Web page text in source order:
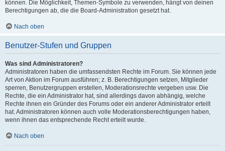
können. Die Möglichkeit, Themen-Symbole zu verwenden, hängt von deinen
Berechtigungen ab, die die Board-Administration gesetzt hat.
Nach oben
Benutzer-Stufen und Gruppen
Was sind Administratoren?
Administratoren haben die umfassendsten Rechte im Forum. Sie können jede
Art von Aktion im Forum ausführen; z. B. Berechtigungen setzen, Mitglieder
sperren, Benutzergruppen erstellen, Moderationsrechte vergeben usw. Die
Rechte, die ein Administrator hat, sind allerdings davon abhängig, welche
Rechte ihnen ein Gründer des Forums oder ein anderer Administrator erteilt
hat. Administratoren können auch volle Moderationsberechtigungen haben,
wenn ihnen das entsprechende Recht erteilt wurde.
Nach oben